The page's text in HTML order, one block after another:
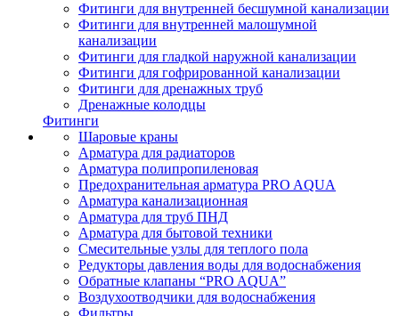
Фитинги для внутренней бесшумной канализации
Фитинги для внутренней малошумной
канализации
Фитинги для гладкой наружной канализации
Фитинги для гофрированной канализации
Фитинги для дренажных труб
Дренажные колодцы
Фитинги
Шаровые краны
Арматура для радиаторов
Арматура полипропиленовая
Предохранительная арматура PRO AQUA
Арматура канализационная
Арматура для труб ПНД
Арматура для бытовой техники
Смесительные узлы для теплого пола
Редукторы давления воды для водоснабжения
Обратные клапаны “PRO AQUA”
Воздухоотводчики для водоснабжения
Фильтры